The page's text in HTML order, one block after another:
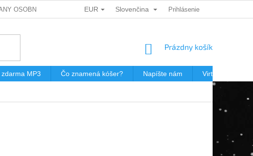
OSOBNÍCH ÚDAJŮ DÁRKOVÉ KUPONY POŠTOVNÉ V JEWISHOP
EUR Slovenčina Prihlásenie
NÁKUPNÝ
Prázdny košík
MP3 Čo znamená kóšer? Napíšte nám Virtuálna